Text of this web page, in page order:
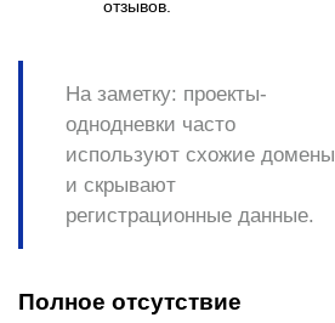
отзывов.
На заметку: проекты-
однодневки часто
используют схожие домены
и скрывают
регистрационные данные.
Полное отсутствие